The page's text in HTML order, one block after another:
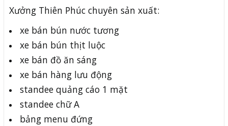
Xưởng Thiên Phúc chuyên sản xuất:
xe bán bún nước tương
xe bán bún thịt luộc
xe bán đồ ăn sáng
xe bán hàng lưu động
standee quảng cáo 1 mặt
standee chữ A
bảng menu đứng